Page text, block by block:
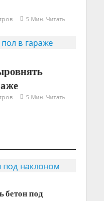
5 Мин. Читать
5 Мин. Читать
бетон под